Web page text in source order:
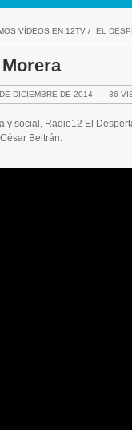
VÍDEOS EN 12TV/ EL
DICIEMBRE DE 2014 - 36
social, Radio12 El
Beltrán.